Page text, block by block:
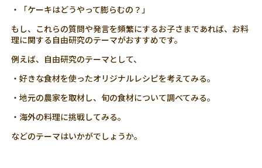
・「ケーキはどうやって膨らむの？」
もし、これらの質問や発言を頻繁にするお子さまであれば、お料
理に関する自由研究のテーマがおすすめです。
例えば、自由研究のテーマとして、
・好きな食材を使ったオリジナルレシピを考えてみる。
・地元の農家を取材し、旬の食材について調べてみる。
・海外の料理に挑戦してみる。
などのテーマはいかがでしょうか。